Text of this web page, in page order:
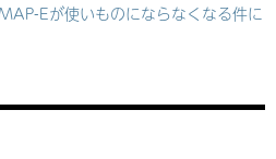
Eが使いものにならなくなる件に